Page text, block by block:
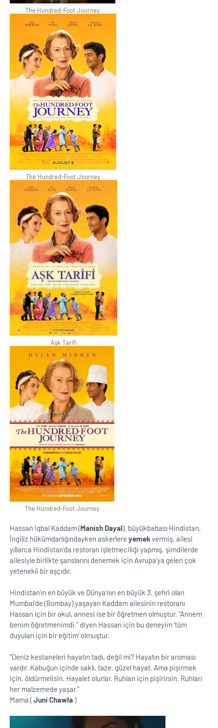
The Hundred-Foot Journey
The Hundred-Foot Journey
Aşk Tarifi
The Hundred-Foot Journey
Hassan Iqbal Kaddam (Manish Dayal), büyükbabası Hindistan,
İngiliz hükümdarlığındayken askerlere yemekvermiş, ailesi
yıllarca Hindistan'da restoran işletmeciliği yapmış, şimdilerde
ailesiyle birlikte şanslarını denemek için Avrupa'ya gelen çok
yetenekli bir aşçıdır.
Hindistan'ın en büyük ve Dünya'nın en büyük 3. şehri olan
Mumbai'de (Bombay) yaşayan Kaddam ailesinin restoranı
Hassan için bir okul, annesi ise bir öğretmen olmuştur. ''Annem
benim öğretmenimdi.'' diyen Hassan için bu deneyim 'tüm
duyuları için bir eğitim' olmuştur.
''Deniz kestaneleri hayatın tadı, değil mi? Hayatın bir aroması
vardır. Kabuğun içinde saklı, taze, güzel hayat. Ama pişirmek
için, öldürmelisin. Hayalet olurlar. Ruhları için pişirirsin. Ruhları
her malzemede yaşar.''
Mama ( Juni Chawla )